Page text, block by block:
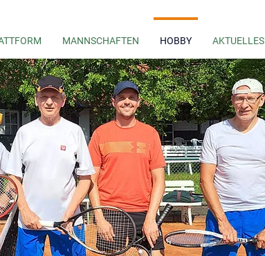
MANNSCHAFTEN HOBBY AKTUELLES